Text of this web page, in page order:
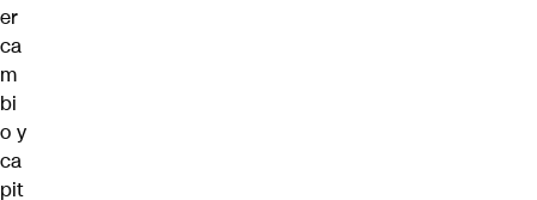
er
ca
m
bi
o y
ca
pit